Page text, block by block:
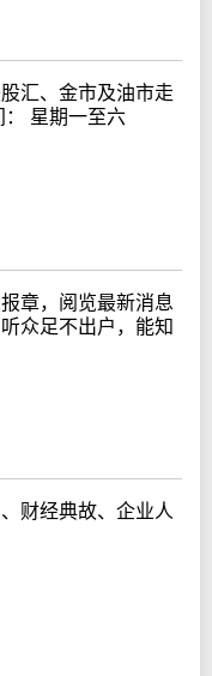
汇、金市及油市走
： 星期一至六
章，阅览最新消息
众足不出户，能知
财经典故、企业人